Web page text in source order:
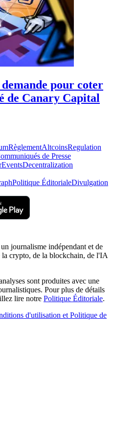
pour coter
de Canary Capital
RèglementAltcoinsRegulation
de Presse
EventsDecentralization
Politique ÉditorialeDivulgation
journalisme indépendant et de
la crypto, de la blockchain, de l'IA
sont produites avec une
Pour plus de détails
lire notre Politique Éditoriale.
d'utilisation et Politique de